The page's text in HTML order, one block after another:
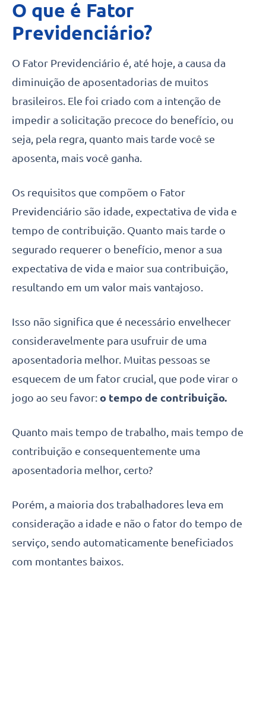
O que é Fator
Previdenciário?
O Fator Previdenciário é, até hoje, a causa da
diminuição de aposentadorias de muitos
brasileiros. Ele foi criado com a intenção de
impedir a solicitação precoce do benefício, ou
seja, pela regra, quanto mais tarde você se
aposenta, mais você ganha.
Os requisitos que compõem o Fator
Previdenciário são idade, expectativa de vida e
tempo de contribuição. Quanto mais tarde o
segurado requerer o benefício, menor a sua
expectativa de vida e maior sua contribuição,
resultando em um valor mais vantajoso.
Isso não significa que é necessário envelhecer
consideravelmente para usufruir de uma
aposentadoria melhor. Muitas pessoas se
esquecem de um fator crucial, que pode virar o
jogo ao seu favor: o tempo de contribuição.
Quanto mais tempo de trabalho, mais tempo de
contribuição e consequentemente uma
aposentadoria melhor, certo?
Porém, a maioria dos trabalhadores leva em
consideração a idade e não o fator do tempo de
serviço, sendo automaticamente beneficiados
com montantes baixos.